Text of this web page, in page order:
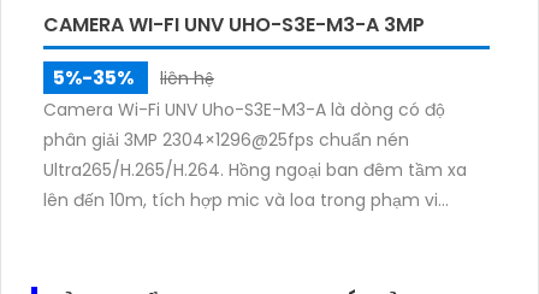
CAMERA WI-FI UNV UHO-S3E-M3-A 3MP
5%-35%
liên hệ
Camera Wi-Fi UNV Uho-S3E-M3-A là dòng có độ
phân giải 3MP 2304×1296@25fps chuẩn nén
Ultra265/H.265/H.264. Hồng ngoại ban đêm tầm xa
lên đến 10m, tích hợp mic và loa trong phạm vi